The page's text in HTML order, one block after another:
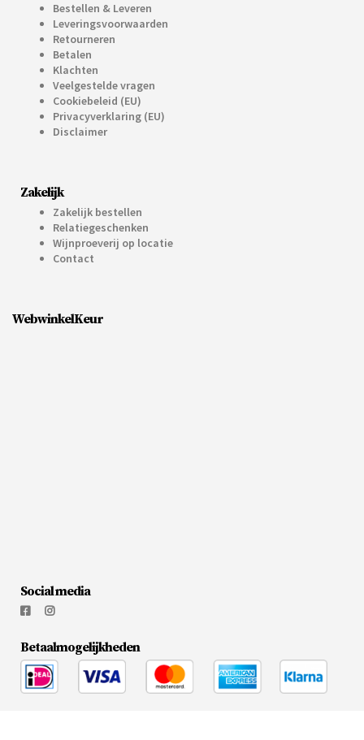
Bestellen & Leveren
Leveringsvoorwaarden
Retourneren
Betalen
Klachten
Veelgestelde vragen
Cookiebeleid (EU)
Privacyverklaring (EU)
Disclaimer
Zakelijk
Zakelijk bestellen
Relatiegeschenken
Wijnproeverij op locatie
Contact
WebwinkelKeur
Social media
Betaalmogelijkheden